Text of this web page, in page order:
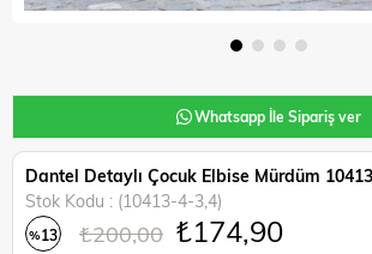
Whatsapp İle Sipariş ver
Dantel Detaylı Çocuk Elbise Mürdüm 10413
Stok Kodu
(10413-4-3,4)
%13 ₺200,00 ₺174,90